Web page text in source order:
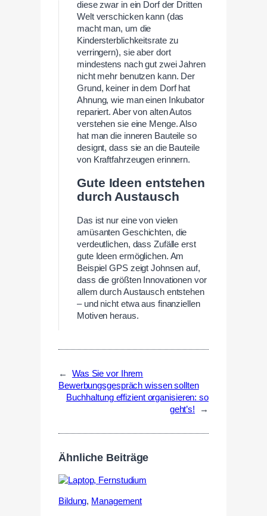
diese zwar in ein Dorf der Dritten
Welt verschicken kann (das
macht man, um die
Kindersterblichkeitsrate zu
verringern), sie aber dort
mindestens nach gut zwei Jahren
nicht mehr benutzen kann. Der
Grund, keiner in dem Dorf hat
Ahnung, wie man einen Inkubator
repariert. Aber von alten Autos
verstehen sie eine Menge. Also
hat man die inneren Bauteile so
designt, dass sie an die Bauteile
von Kraftfahrzeugen erinnern.
Gute Ideen entstehen
durch Austausch
Das ist nur eine von vielen
amüsanten Geschichten, die
verdeutlichen, dass Zufälle erst
gute Ideen ermöglichen. Am
Beispiel GPS zeigt Johnsen auf,
dass die größten Innovationen vor
allem durch Austausch entstehen
– und nicht etwa aus finanziellen
Motiven heraus.
←
Was Sie vor Ihrem
Bewerbungsgespräch wissen sollten
Buchhaltung effizient organisieren: so
geht’s!
→
Ähnliche Beiträge
Bildung, Management